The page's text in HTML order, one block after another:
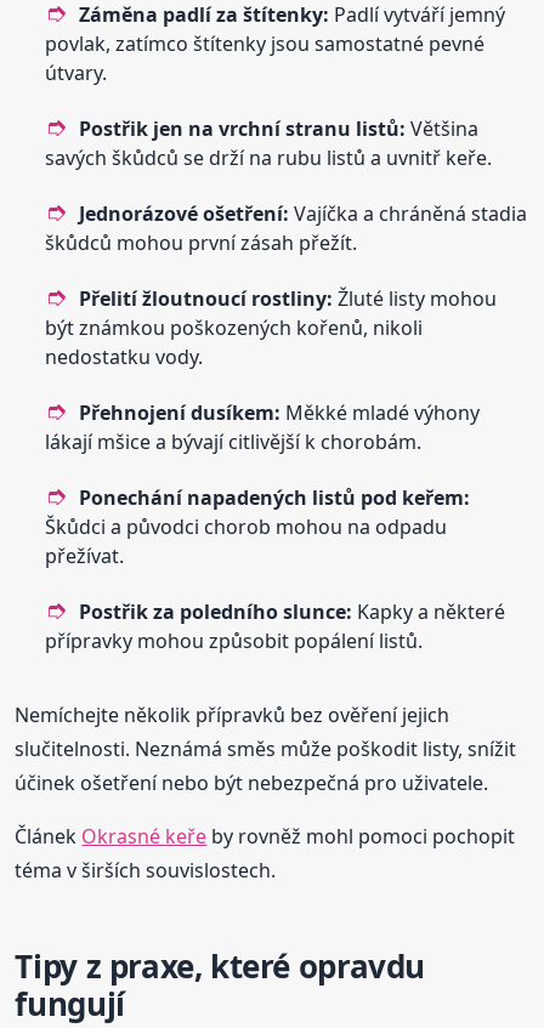
Záměna padlí za štítenky: Padlí vytváří jemný
povlak, zatímco štítenky jsou samostatné pevné
útvary.
Postřik jen na vrchní stranu listů: Většina
savých škůdců se drží na rubu listů a uvnitř keře.
Jednorázové ošetření: Vajíčka a chráněná stadia
škůdců mohou první zásah přežít.
Přelití žloutnoucí rostliny: Žluté listy mohou
být známkou poškozených kořenů, nikoli
nedostatku vody.
Přehnojení dusíkem: Měkké mladé výhony
lákají mšice a bývají citlivější k chorobám.
Ponechání napadených listů pod keřem:
Škůdci a původci chorob mohou na odpadu
přežívat.
Postřik za poledního slunce: Kapky a některé
přípravky mohou způsobit popálení listů.
Nemíchejte několik přípravků bez ověření jejich
slučitelnosti. Neznámá směs může poškodit listy, snížit
účinek ošetření nebo být nebezpečná pro uživatele.
Článek Okrasné keře by rovněž mohl pomoci pochopit
téma v širších souvislostech.
Tipy z praxe, které opravdu
fungují